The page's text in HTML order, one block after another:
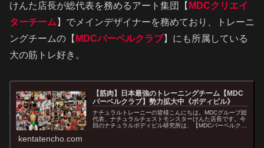
けんた店長が総代表を務めるアート集団【 MDCクリエイ
ターチーム 】でメインデザイナーを務めており、トレーニ
ングチームの【 MDCバーベルクラブ】にも所属している
大の筋トレ好き。
【筋肉】日本最強のトレーニングチーム【MDC
バーベルクラブ】勢力拡大中《ボディビル》
ナチュラルトレーニーの皆様こんにちは。MDCグループ総
代表、ナチュラルチェストモンスターけんた店長です。今
回のナチュラルボディビル研究所は、【MDCバーベルクラ
kentatencho.com